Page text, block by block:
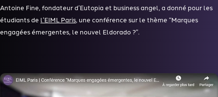
Antoine Fine, fondateur d’Eutopia et business angel, a donné pour les
étudiants de l’EIML Paris, une conférence sur le thème “Marques
engagées émergentes, le nouvel Eldorado ?”.